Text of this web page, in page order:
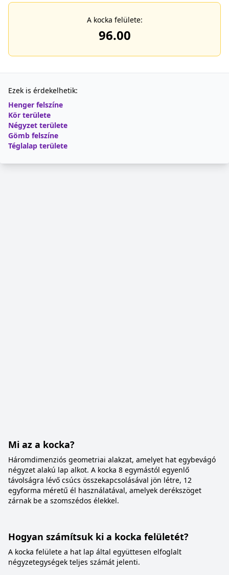
A kocka felülete:
96.00
Ezek is érdekelhetik:
Henger felszíne
Kör területe
Négyzet területe
Gömb felszíne
Téglalap területe
Mi az a kocka?
Háromdimenziós geometriai alakzat, amelyet hat egybevágó
négyzet alakú lap alkot. A kocka 8 egymástól egyenlő
távolságra lévő csúcs összekapcsolásával jön létre, 12
egyforma méretű él használatával, amelyek derékszöget
zárnak be a szomszédos élekkel.
Hogyan számítsuk ki a kocka felületét?
A kocka felülete a hat lap által együttesen elfoglalt
négyzetegységek teljes számát jelenti.